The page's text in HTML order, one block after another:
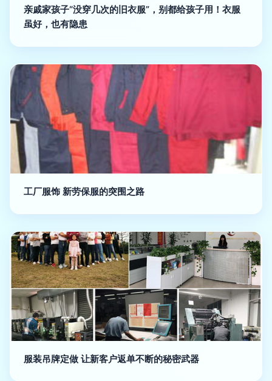
亲戚家孩子“没穿几次的旧衣服”，别都给孩子用！衣服
虽好，也有隐患
工厂服饰 新劳保服的突围之路
服装吊牌定做 让新客户返单不断的秘密武器